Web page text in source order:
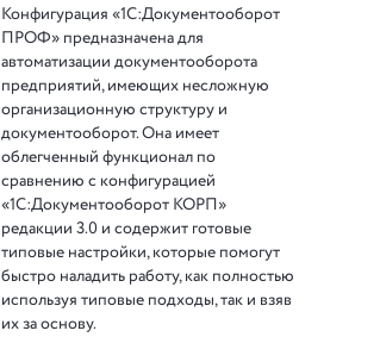
Конфигурация «1С:Документооборот
ПРОФ» предназначена для
автоматизации документооборота
предприятий, имеющих несложную
организационную структуру и
документооборот. Она имеет
облегченный функционал по
сравнению с конфигурацией
«1С:Документооборот КОРП»
редакции 3.0 и содержит готовые
типовые настройки, которые помогут
быстро наладить работу, как полностью
используя типовые подходы, так и взяв
их за основу.